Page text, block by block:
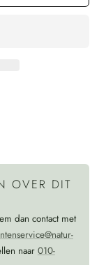
OVER DIT
dan contact met
naar 010-